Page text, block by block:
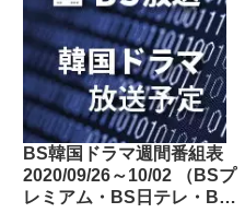
BS韓国ドラマ週間番組表
2020/09/26～10/02 （BSプ
レミアム・BS日テレ・BS